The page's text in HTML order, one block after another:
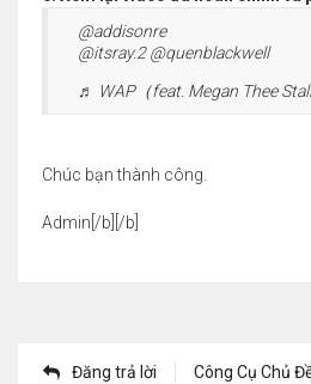
@addisonre
@itsray.2 @quenblackwell
♬ WAP（feat. Megan Thee
Chúc bạn thành công.
Admin[/b][/b]
Đăng trả lời Công Cụ Chủ